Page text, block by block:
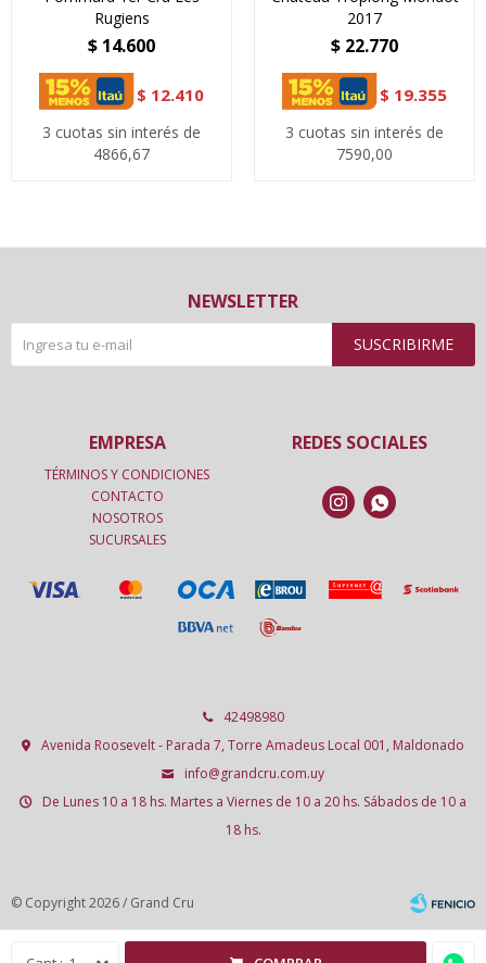
Rugiens
$ 14.600
$ 12.410
3 cuotas sin interés de
4866,67
2017
$ 22.770
$ 19.355
3 cuotas sin interés de
7590,00
NEWSLETTER
SUSCRIBIRME
REDES SOCIALES
 
42498980
Avenida Roosevelt - Parada 7, Torre Amadeus Local 001, Maldonado
info@grandcru.com.uy
De Lunes 10 a 18 hs. Martes a Viernes de 10 a 20 hs. Sábados de 10 a
18 hs.
EMPRESA
TÉRMINOS Y CONDICIONES
CONTACTO
NOSOTROS
SUCURSALES
© Copyright 2026 / Grand Cru